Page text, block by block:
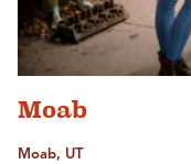
Moab
Moab, UT